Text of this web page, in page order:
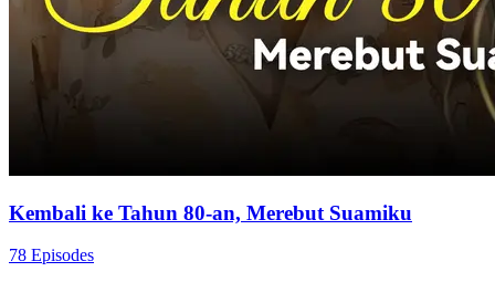
Kembali ke Tahun 80-an, Merebut Suamiku
78 Episodes